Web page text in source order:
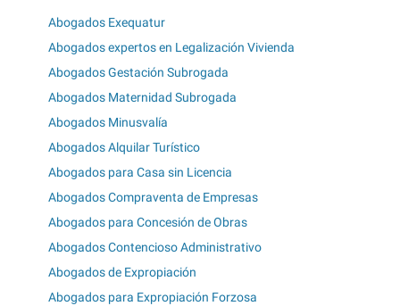
Abogados Exequatur
Abogados expertos en Legalización Vivienda
Abogados Gestación Subrogada
Abogados Maternidad Subrogada
Abogados Minusvalía
Abogados Alquilar Turístico
Abogados para Casa sin Licencia
Abogados Compraventa de Empresas
Abogados para Concesión de Obras
Abogados Contencioso Administrativo
Abogados de Expropiación
Abogados para Expropiación Forzosa